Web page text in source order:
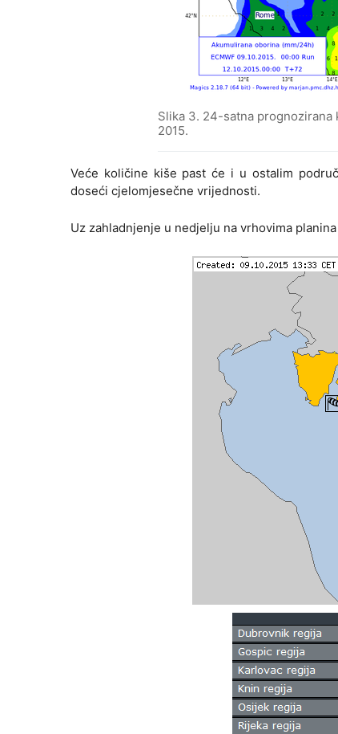
Slika 3. 24-satna prognozirana
2015.
Veće količine kiše past će i u ostalim
doseći cjelomjesečne vrijednosti.
Uz zahladnjenje u nedjelju na vrhovima